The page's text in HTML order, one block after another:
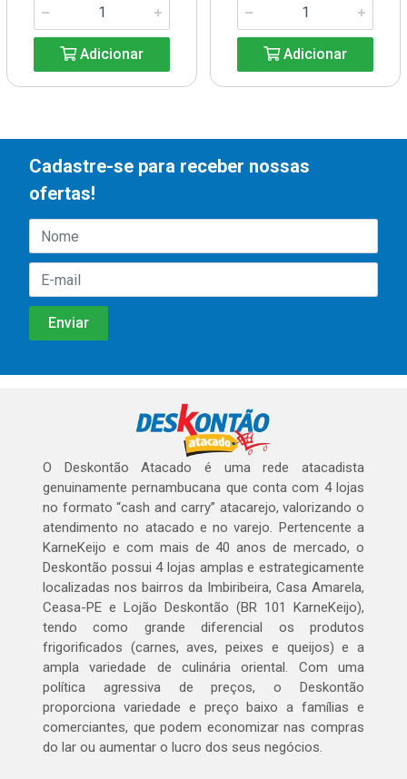
Adicionar Adicionar
Cadastre-se para receber nossas
ofertas!
O Deskontão Atacado é uma rede atacadista
genuinamente pernambucana que conta com 4 lojas
no formato “cash and carry” atacarejo, valorizando o
atendimento no atacado e no varejo. Pertencente a
KarneKeijo e com mais de 40 anos de mercado, o
Deskontão possui 4 lojas amplas e estrategicamente
localizadas nos bairros da Imbiribeira, Casa Amarela,
Ceasa-PE e Lojão Deskontão (BR 101 KarneKeijo),
tendo como grande diferencial os produtos
frigorificados (carnes, aves, peixes e queijos) e a
ampla variedade de culinária oriental. Com uma
política agressiva de preços, o Deskontão
proporciona variedade e preço baixo a famílias e
comerciantes, que podem economizar nas compras
do lar ou aumentar o lucro dos seus negócios.